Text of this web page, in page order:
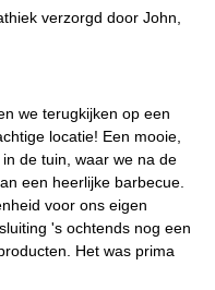
verzorgd door John,
we terugkijken op een
locatie! Een mooie,
de tuin, waar we na de
een heerlijke barbecue.
voor ons eigen
's ochtends nog een
Het was prima